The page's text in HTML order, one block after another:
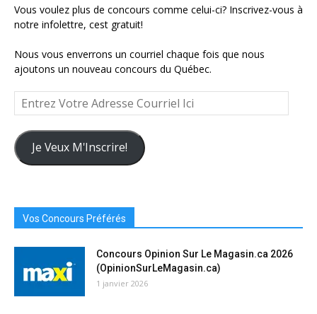
Vous voulez plus de concours comme celui-ci? Inscrivez-vous à
notre infolettre, cest gratuit!
Nous vous enverrons un courriel chaque fois que nous
ajoutons un nouveau concours du Québec.
Entrez
Votre
Adresse
Courriel
Ici
Je Veux M'Inscrire!
Vos Concours Préférés
Concours Opinion Sur Le Magasin.ca 2026
(OpinionSurLeMagasin.ca)
1 janvier 2026